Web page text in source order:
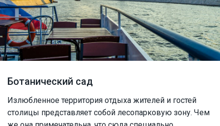
Ботанический сад
Излюбленное территория отдыха жителей и гостей
столицы представляет собой лесопарковую зону. Чем